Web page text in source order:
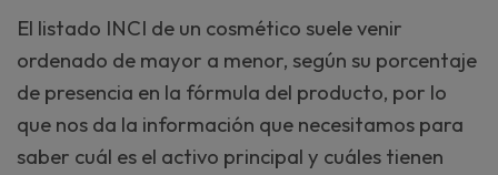
El listado INCI de un cosmético suele venir
ordenado de mayor a menor, según su porcentaje
de presencia en la fórmula del producto, por lo
que nos da la información que necesitamos para
saber cuál es el activo principal y cuáles tienen